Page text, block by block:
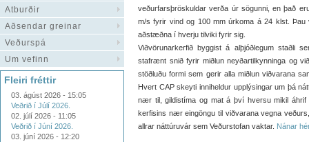
Atburðir
Aðsendar greinar
Veðurspá
Um vefinn
Fleiri fréttir
03. ágúst 2026 - 15:05
Veðrið í Júlí 2026.
02. júlí 2026 - 11:05
Veðrið í Júní 2026.
03. júní 2026 - 12:20
veðurfarsþröskuldar verða úr sögunni, en það
m/s fyrir vind og 100 mm úrkoma á 24 klst.
aðstæðna í hverju tilviki fyrir sig.
Viðvörunarkerfið byggist á alþjóðlegum staðli
stafrænt snið fyrir miðlun neyðartilkynninga og
stöðluðu formi sem gerir alla miðlun viðvarana
Hvert CAP skeyti inniheldur upplýsingar um þá
nær til, gildistíma og mat á því hversu mikil
kerfisins nær eingöngu til viðvarana vegna
allrar náttúruvár sem Veðurstofan vaktar. Nánar